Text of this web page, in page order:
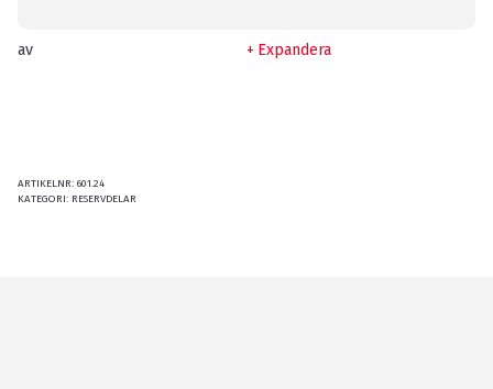
av Expandera
ARTIKELNR: 601.24
KATEGORI: RESERVDELAR